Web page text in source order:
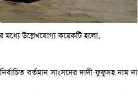
মধ্যে উল্লেখযোগ্য কয়েকটি হলো,
বর্তমান সাংসদের দাদী-ফুফুসহ নাম না